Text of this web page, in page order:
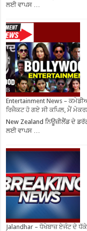
ਲਈ ਵਾਪਸ …
Entertainment News –
ਰਿਜੈਕਟ ਹੋ ਗਏ ਸੀ ਕਪਿਲ, ਮੈਂ
New Zealand ਨਿਊਜ਼ੀਲੈਂਡ ਦੇ
ਲਈ ਵਾਪਸ …
Jalandhar – ਧੋਖੇਬਾਜ਼ ਏਜੰਟ ਦੇ